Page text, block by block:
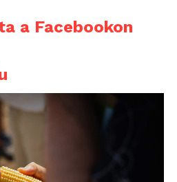
a Facebookon